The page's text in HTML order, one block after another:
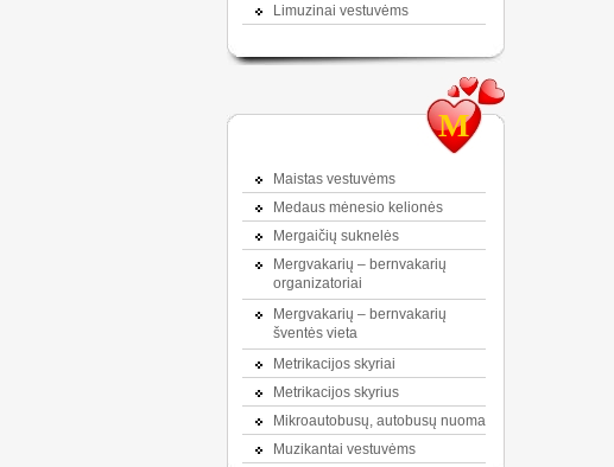
Limuzinai vestuvėms
M
Maistas vestuvėms
Medaus mėnesio kelionės
Mergaičių suknelės
Mergvakarių – bernvakarių
organizatoriai
Mergvakarių – bernvakarių
šventės vieta
Metrikacijos skyriai
Metrikacijos skyrius
Mikroautobusų, autobusų nuoma
Muzikantai vestuvėms